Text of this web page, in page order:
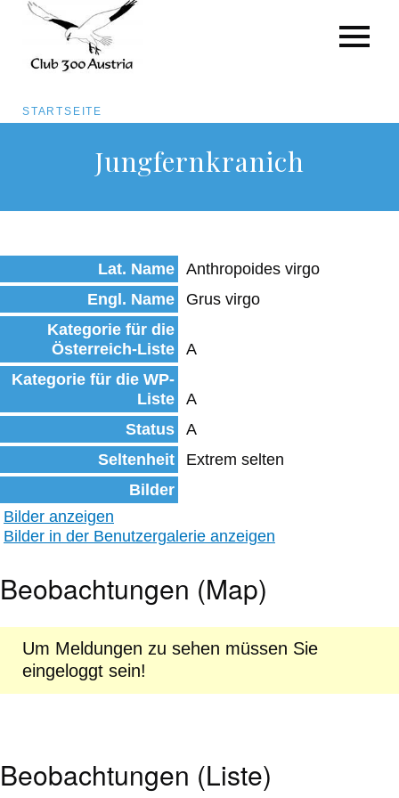
Inhalt
Pfadnavigation
STARTSEITE
Jungfernkranich
Lat. Name
Anthropoides virgo
Engl. Name
Grus virgo
Kategorie für die
Österreich-Liste
A
Kategorie für die WP-
Liste
A
Status
A
Seltenheit
Extrem selten
Bilder
Bilder anzeigen
Bilder in der Benutzergalerie anzeigen
Beobachtungen (Map)
Um Meldungen zu sehen müssen Sie
eingeloggt sein!
Beobachtungen (Liste)